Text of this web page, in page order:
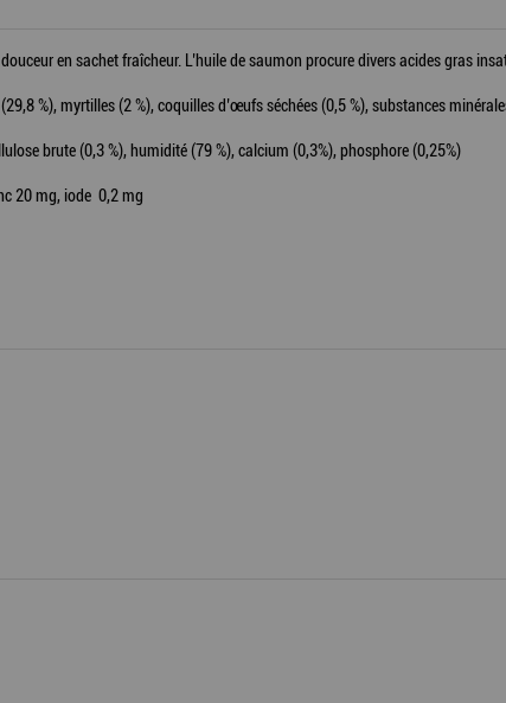
en sachet fraîcheur. L’huile de saumon procure divers acides gras
%), myrtilles (2 %), coquilles d’œufs séchées (0,5 %), substances
brute (0,3 %), humidité (79 %), calcium (0,3%), phosphore (0,25%)
20 mg, iode 0,2 mg